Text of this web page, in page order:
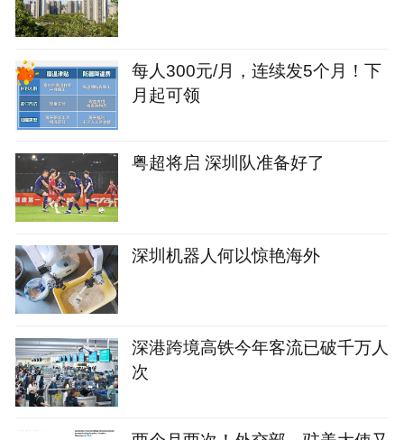
每人300元/月，连续发5个月！下
月起可领
粤超将启 深圳队准备好了
深圳机器人何以惊艳海外
深港跨境高铁今年客流已破千万人
次